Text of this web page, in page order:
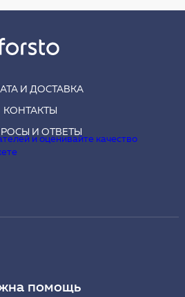
И ДОСТАВКА
КОНТАКТЫ
И ОТВЕТЫ
помощь